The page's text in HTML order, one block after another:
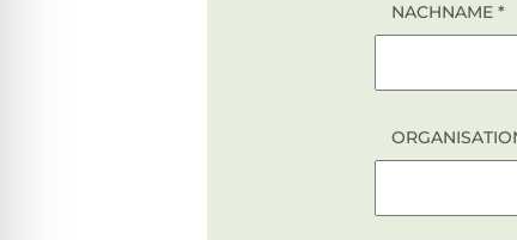
PROJEKT
MITGLIED
NACHNAME *